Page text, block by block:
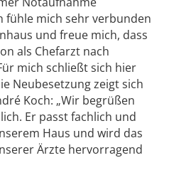
fühle mich sehr verbunden
und freue mich, dass
als Chefarzt nach
mich schließt sich hier
Neubesetzung zeigt sich
Koch: „Wir begrüßen
Er passt fachlich und
Haus und wird das
Ärzte hervorragend